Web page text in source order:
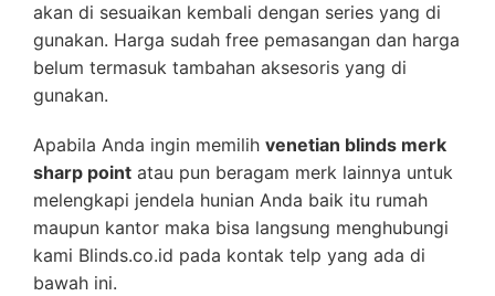
akan di sesuaikan kembali dengan series yang di
gunakan. Harga sudah free pemasangan dan harga
belum termasuk tambahan aksesoris yang di
gunakan.
Apabila Anda ingin memilih venetian blinds merk
sharp point atau pun beragam merk lainnya untuk
melengkapi jendela hunian Anda baik itu rumah
maupun kantor maka bisa langsung menghubungi
kami Blinds.co.id pada kontak telp yang ada di
bawah ini.